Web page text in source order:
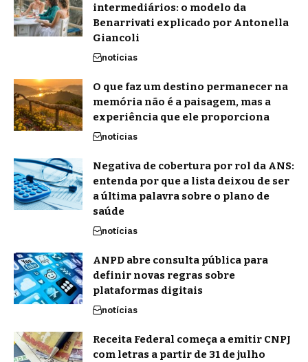
intermediários: o modelo da
Benarrivati explicado por Antonella
Giancoli
notícias
O que faz um destino permanecer na
memória não é a paisagem, mas a
experiência que ele proporciona
notícias
Negativa de cobertura por rol da ANS:
entenda por que a lista deixou de ser
a última palavra sobre o plano de
saúde
notícias
ANPD abre consulta pública para
definir novas regras sobre
plataformas digitais
notícias
Receita Federal começa a emitir CNPJ
com letras a partir de 31 de julho